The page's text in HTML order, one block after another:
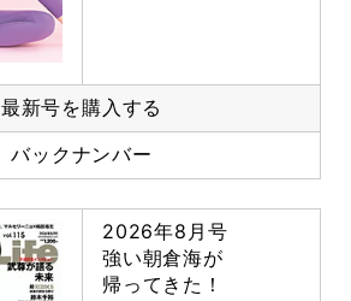
最新号を購入する
バックナンバー
2026年8月号
強い朝倉海が
帰ってきた！